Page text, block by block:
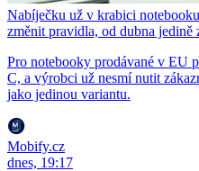
Nabíječku už v krabici
změnit pravidla, od dubna jedině
Pro notebooky prodávané v EU
C, a výrobci už nesmí nutit
jako jedinou variantu.
Mobify.cz
dnes, 19:17